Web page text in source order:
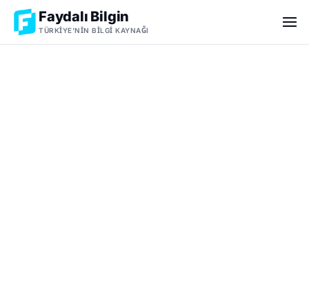
Faydalı Bilgin
TÜRKIYE'NIN BILGI KAYNAĞI